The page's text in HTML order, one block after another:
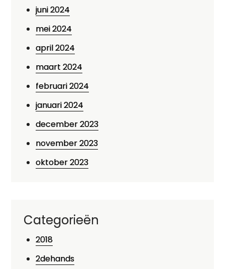
juni 2024
mei 2024
april 2024
maart 2024
februari 2024
januari 2024
december 2023
november 2023
oktober 2023
Categorieën
2018
2dehands